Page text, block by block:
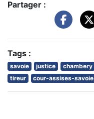
Partager :
Tags :
savoie justice chambery
tireur
cour-assises-savoie